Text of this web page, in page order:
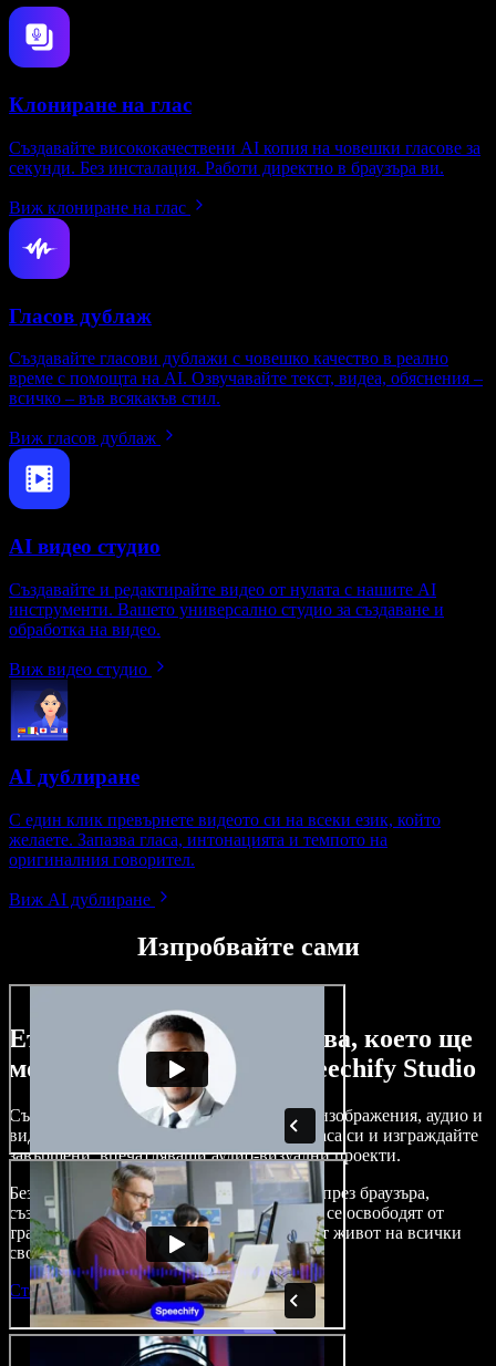
Клониране на глас
Създавайте висококачествени AI копия на човешки гласове за
секунди. Без инсталация. Работи директно в браузъра ви.
Виж клониране на глас
Гласов дублаж
Създавайте гласови дублажи с човешко качество в реално
време с помощта на AI. Озвучавайте текст, видеа, обяснения –
всичко – във всякакъв стил.
Виж гласов дублаж
AI видео студио
Създавайте и редактирайте видео от нулата с нашите AI
инструменти. Вашето универсално студио за създаване и
обработка на видео.
Виж видео студио
AI дублиране
С един клик превърнете видеото си на всеки език, който
желаете. Запазва гласа, интонацията и темпото на
оригиналния говорител.
Виж AI дублиране
Изпробвайте сами
Ето само малка част от това, което ще
можете да правите със Speechify Studio
Създавайте дублажи, добавяйте стокови изображения, аудио и
видео без авторски права, клонирайте гласа си и изграждайте
завършени, впечатляващи аудио-визуални проекти.
Без крива на обучение и с достъп изцяло през браузъра,
създателите на съдържание вече могат да се освободят от
традиционните ограничения и да вдъхнат живот на всички
свои креативни идеи.
Стартирай Studio